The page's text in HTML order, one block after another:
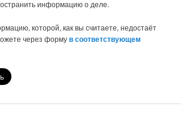
информацию о деле.
которой, как вы считаете, недостаёт
через формув соответствующем